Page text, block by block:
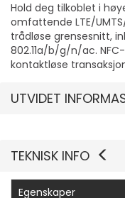
Hold deg tilkoblet i
omfattende LTE/
trådløse grensesnitt,
802.11a/b/g/n/ac.
kontaktløse
UTVIDET
TEKNISK INFO
Egenskaper